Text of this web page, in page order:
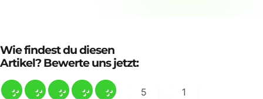
Wie findest du diesen
Artikel? Bewerte uns jetzt:
5 1